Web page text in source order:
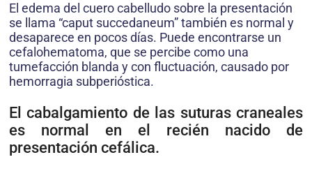
El edema del cuero cabelludo sobre la presentación
se llama “caput succedaneum” también es normal y
desaparece en pocos días. Puede encontrarse un
cefalohematoma, que se percibe como una
tumefacción blanda y con fluctuación, causado por
hemorragia subperióstica.
El cabalgamiento de las suturas craneales
es normal en el recién nacido de
presentación cefálica.